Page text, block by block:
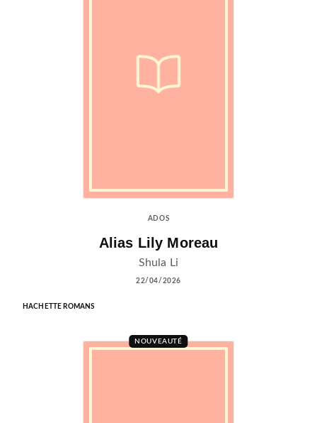
ADOS
Alias Lily Moreau
Shula Li
22/04/2026
HACHETTE ROMANS
NOUVEAUTÉ